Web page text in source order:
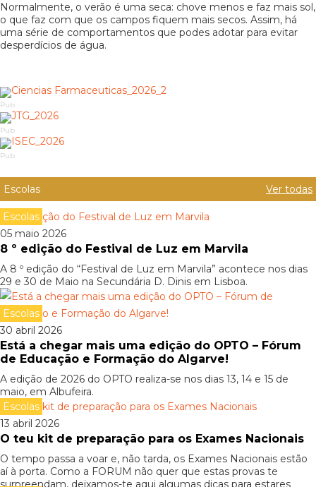
Normalmente, o verão é uma seca: chove menos e faz mais sol,
o que faz com que os campos fiquem mais secos. Assim, há
uma série de comportamentos que podes adotar para evitar
desperdícios de água.
Pub
Pub
Pub
Escolas Ver todas
Escolas
05 maio 2026
8 º edição do Festival de Luz em Marvila
A 8 º edição do “Festival de Luz em Marvila” acontece nos dias
29 e 30 de Maio na Secundária D. Dinis em Lisboa.
Escolas
30 abril 2026
Está a chegar mais uma edição do OPTO – Fórum
de Educação e Formação do Algarve!
A edição de 2026 do OPTO realiza-se nos dias 13, 14 e 15 de
maio, em Albufeira.
Escolas
13 abril 2026
O teu kit de preparação para os Exames Nacionais
O tempo passa a voar e, não tarda, os Exames Nacionais estão
aí à porta. Como a FORUM não quer que estas provas te
surpreendam, deixamos-te aqui algumas dicas para estares